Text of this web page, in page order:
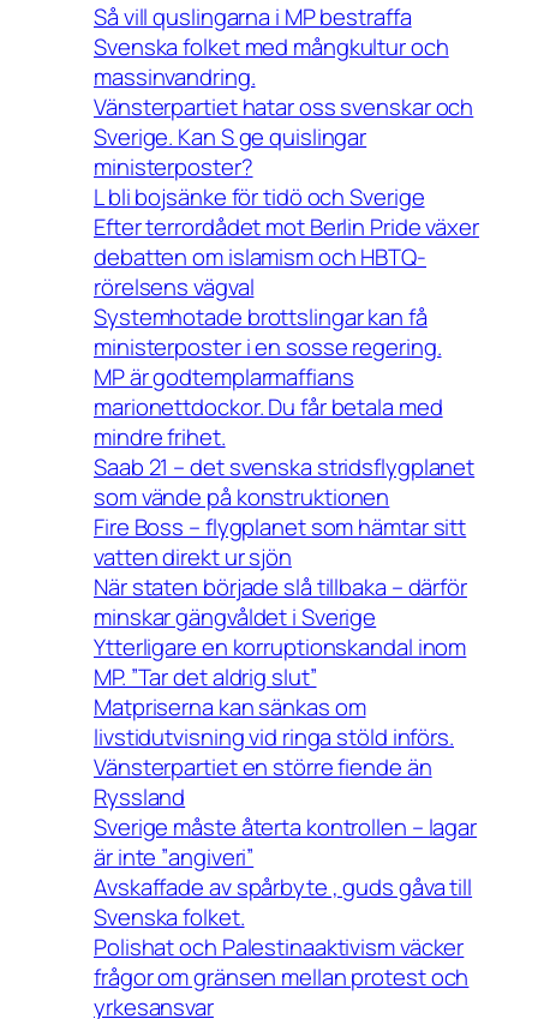
Så vill quslingarna i MP bestraffa
Svenska folket med mångkultur och
massinvandring.
Vänsterpartiet hatar oss svenskar och
Sverige. Kan S ge quislingar
ministerposter?
L bli bojsänke för tidö och Sverige
Efter terrordådet mot Berlin Pride växer
debatten om islamism och HBTQ-
rörelsens vägval
Systemhotade brottslingar kan få
ministerposter i en sosse regering.
MP är godtemplarmaffians
marionettdockor. Du får betala med
mindre frihet.
Saab 21 – det svenska stridsflygplanet
som vände på konstruktionen
Fire Boss – flygplanet som hämtar sitt
vatten direkt ur sjön
När staten började slå tillbaka – därför
minskar gängvåldet i Sverige
Ytterligare en korruptionskandal inom
MP. ”Tar det aldrig slut”
Matpriserna kan sänkas om
livstidutvisning vid ringa stöld införs.
Vänsterpartiet en större fiende än
Ryssland
Sverige måste återta kontrollen – lagar
är inte ”angiveri”
Avskaffade av spårbyte , guds gåva till
Svenska folket.
Polishat och Palestinaaktivism väcker
frågor om gränsen mellan protest och
yrkesansvar